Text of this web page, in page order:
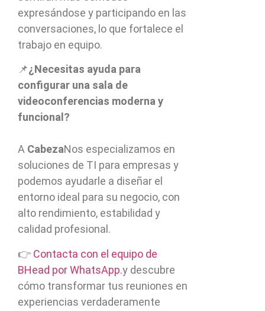
expresándose y participando en las
conversaciones, lo que fortalece el
trabajo en equipo.
📌¿Necesitas ayuda para
configurar una sala de
videoconferencias moderna y
funcional?
A CabezaNos especializamos en
soluciones de TI para empresas y
podemos ayudarle a diseñar el
entorno ideal para su negocio, con
alto rendimiento, estabilidad y
calidad profesional.
👉 Contacta con el equipo de
BHead por WhatsApp.y descubre
cómo transformar tus reuniones en
experiencias verdaderamente